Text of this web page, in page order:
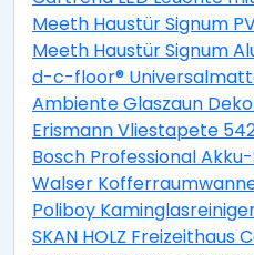
Meeth Haustür Signum
Meeth Haustür Signum
d-c-floor®
Ambiente Glaszaun
Erismann Vliestapete
Bosch Professional Akku-
Walser
Poliboy
SKAN HOLZ